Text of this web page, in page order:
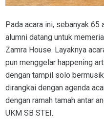
Pada acara ini, sebanyak 65
alumni datang untuk
Zamra House. Layaknya
pun menggelar happening
dengan tampil solo
dirangkai dengan agenda
dengan ramah tamah antar
UKM SB STEI.